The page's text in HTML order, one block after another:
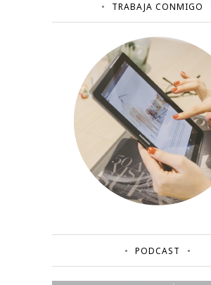
TRABAJA CONMIGO
PODCAST